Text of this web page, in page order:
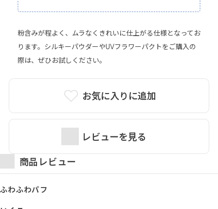
お気に入りに追加
レビューを見る
粉含みが程よく、ムラなくきれいに仕上がる仕様となってお
ります。シルキーパウダーやUVフラワーパクトをご購入の
際は、ぜひお試しください。
商品レビュー
ふわふわパフ